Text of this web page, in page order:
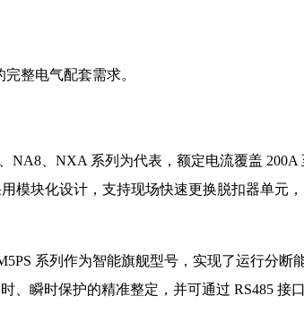
整电气配套需求。
、NXA 系列为代表，额定电流覆盖 200A
模块化设计，支持现场快速更换脱扣器单元
系列作为智能旗舰型号，实现了运行分断
、瞬时保护的精准整定，并可通过 RS485 接